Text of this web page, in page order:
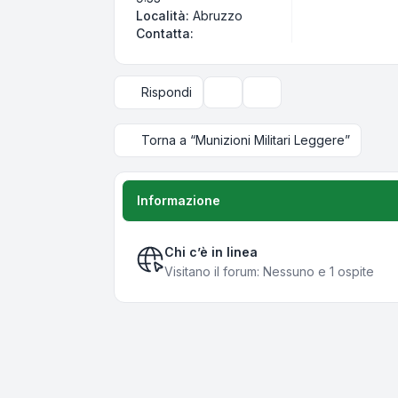
Località: Abruzzo
Contatta:
Rispondi
Torna a “Munizioni Militari Leggere”
Informazione
Chi c’è in linea
Visitano il forum: Nessuno e 1 ospite